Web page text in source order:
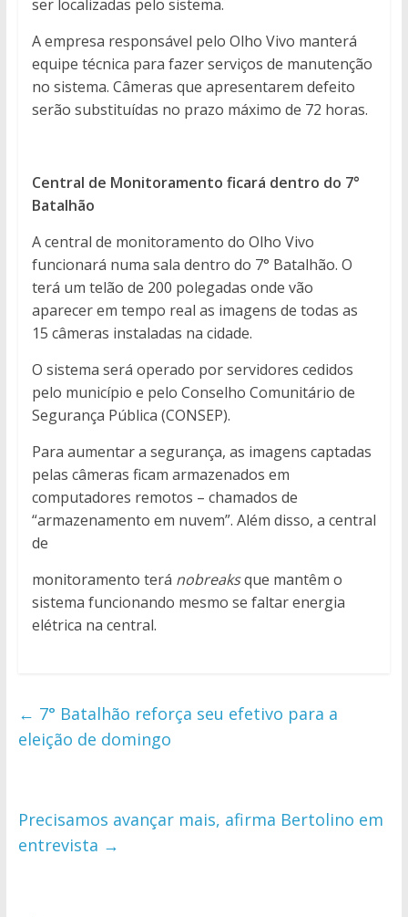
ser localizadas pelo sistema.
A empresa responsável pelo Olho Vivo manterá
equipe técnica para fazer serviços de manutenção
no sistema. Câmeras que apresentarem defeito
serão substituídas no prazo máximo de 72 horas.
Central de Monitoramento ficará dentro do 7°
Batalhão
A central de monitoramento do Olho Vivo
funcionará numa sala dentro do 7° Batalhão. O
terá um telão de 200 polegadas onde vão
aparecer em tempo real as imagens de todas as
15 câmeras instaladas na cidade.
O sistema será operado por servidores cedidos
pelo município e pelo Conselho Comunitário de
Segurança Pública (CONSEP).
Para aumentar a segurança, as imagens captadas
pelas câmeras ficam armazenados em
computadores remotos – chamados de
“armazenamento em nuvem”. Além disso, a central
de
monitoramento terá nobreaksque mantêm o
sistema funcionando mesmo se faltar energia
elétrica na central.
← 7° Batalhão reforça seu efetivo para a
eleição de domingo
Precisamos avançar mais, afirma Bertolino em
entrevista →